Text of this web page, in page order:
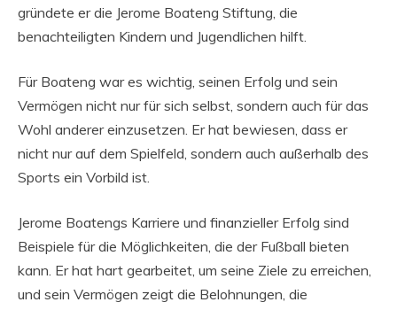
gründete er die Jerome Boateng Stiftung, die
benachteiligten Kindern und Jugendlichen hilft.
Für Boateng war es wichtig, seinen Erfolg und sein
Vermögen nicht nur für sich selbst, sondern auch für das
Wohl anderer einzusetzen. Er hat bewiesen, dass er
nicht nur auf dem Spielfeld, sondern auch außerhalb des
Sports ein Vorbild ist.
Jerome Boatengs Karriere und finanzieller Erfolg sind
Beispiele für die Möglichkeiten, die der Fußball bieten
kann. Er hat hart gearbeitet, um seine Ziele zu erreichen,
und sein Vermögen zeigt die Belohnungen, die